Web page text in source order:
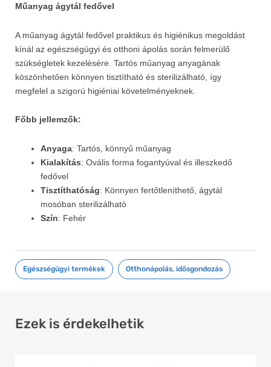
mennyiség
Műanyag ágytál fedővel
A műanyag ágytál fedővel praktikus és higiénikus megoldást
kínál az egészségügyi és otthoni ápolás során felmerülő
szükségletek kezelésére. Tartós műanyag anyagának
köszönhetően könnyen tisztítható és sterilizálható, így
megfelel a szigorú higiéniai követelményeknek.
Főbb jellemzők:
Anyaga: Tartós, könnyű műanyag
Kialakítás: Ovális forma fogantyúval és illeszkedő
fedővel
Tisztíthatóság: Könnyen fertőtleníthető, ágytál
mosóban sterilizálható
Szín: Fehér
Egészségügyi termékek Otthonápolás, idősgondozás
Ezek is érdekelhetik